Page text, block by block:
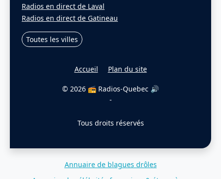
Radios en direct de Laval
Radios en direct de Gatineau
Toutes les villes
Accueil Plan du site
© 2026 📻 Radios-Quebec 🔊
-
Tous droits réservés
Annuaire de blagues drôles